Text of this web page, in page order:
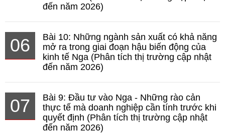
đến năm 2026)
06
Bài 10: Những ngành sản xuất có khả năng
mở ra trong giai đoạn hậu biến động của
kinh tế Nga (Phân tích thị trường cập nhật
đến năm 2026)
07
Bài 9: Đầu tư vào Nga - Những rào cản
thực tế mà doanh nghiệp cần tính trước khi
quyết định (Phân tích thị trường cập nhật
đến năm 2026)